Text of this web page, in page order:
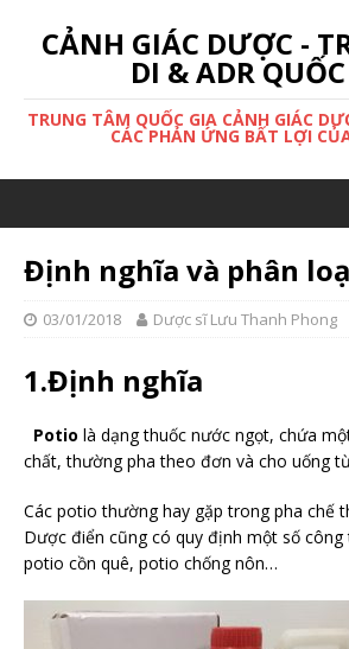
CẢNH GIÁC DƯỢC -
DI & ADR
TRUNG TÂM QUỐC GIA CẢNH GIÁC
CÁC PHẢN ỨNG BẤT LỢI
Định nghĩa và phân
03/01/2018 Dược sĩ Lưu Thanh Phong
1.Định nghĩa
Potio là dạng thuốc nước ngọt, chứa
chất, thường pha theo đơn và cho uống
Các potio thường hay gặp trong pha chế
Dược điển cũng có quy định một số
potio cồn quê, potio chống nôn…